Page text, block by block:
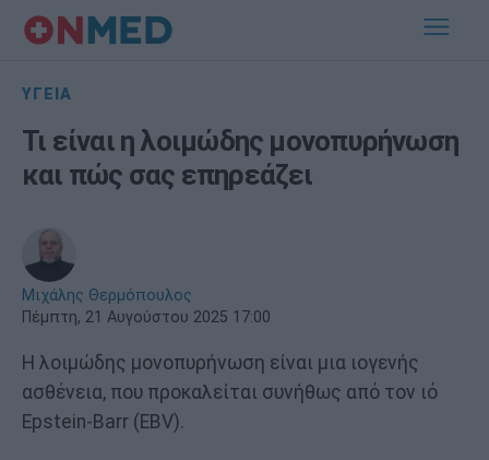
ΥΓΕΙΑ
Τι είναι η λοιμώδης μονοπυρήνωση
και πώς σας επηρεάζει
Μιχάλης Θερμόπουλος
Πέμπτη, 21 Αυγούστου 2025 17:00
Η λοιμώδης μονοπυρήνωση είναι μια ιογενής
ασθένεια, που προκαλείται συνήθως από τον ιό
Epstein-Barr (EBV).